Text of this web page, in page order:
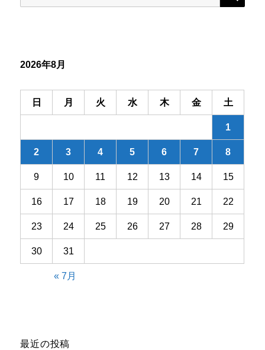
ン
索:
2026年8月
日 月 火 水 木 金 土
1
2 3 4 5 6 7 8
9 10 11 12 13 14 15
16 17 18 19 20 21 22
23 24 25 26 27 28 29
30 31
« 7月
最近の投稿